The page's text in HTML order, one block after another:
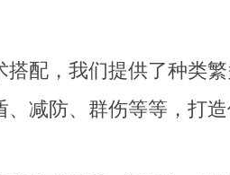
配，我们提供了种类
减防、群伤等等，打造